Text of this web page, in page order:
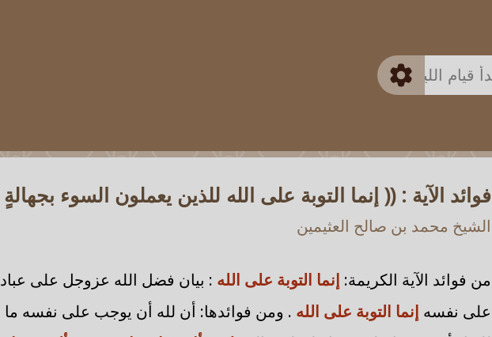
متقدم
فوائد الآية : (( إنما التوبة على الله للذين يعملون السوء
الشيخ محمد بن صالح العثيمين
من فوائد الآية الكريمة: إنما التوبة على الله : بيان فضل الله عزوجل على عباده
على نفسه إنما التوبة على الله . ومن فوائدها: أن لله أن يوجب على نفسه